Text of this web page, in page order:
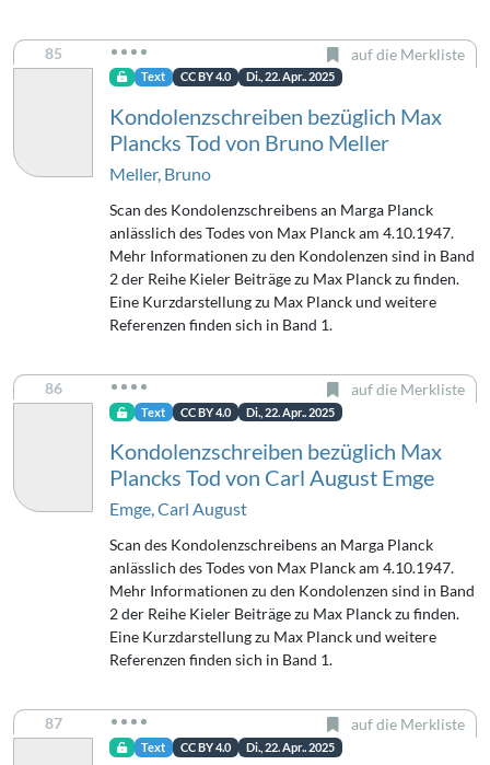
85 auf die Merkliste
Text CC BY 4.0 Di., 22. Apr.. 2025
Kondolenzschreiben bezüglich Max
Plancks Tod von Bruno Meller
Meller, Bruno
Scan des Kondolenzschreibens an Marga Planck
anlässlich des Todes von Max Planck am 4.10.1947.
Mehr Informationen zu den Kondolenzen sind in Band
2 der Reihe Kieler Beiträge zu Max Planck zu finden.
Eine Kurzdarstellung zu Max Planck und weitere
Referenzen finden sich in Band 1.
86 auf die Merkliste
Text CC BY 4.0 Di., 22. Apr.. 2025
Kondolenzschreiben bezüglich Max
Plancks Tod von Carl August Emge
Emge, Carl August
Scan des Kondolenzschreibens an Marga Planck
anlässlich des Todes von Max Planck am 4.10.1947.
Mehr Informationen zu den Kondolenzen sind in Band
2 der Reihe Kieler Beiträge zu Max Planck zu finden.
Eine Kurzdarstellung zu Max Planck und weitere
Referenzen finden sich in Band 1.
87 auf die Merkliste
Text CC BY 4.0 Di., 22. Apr.. 2025